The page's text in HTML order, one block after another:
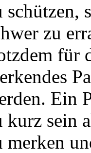
schützen,
zu
für
Ein
kurz sein
merken